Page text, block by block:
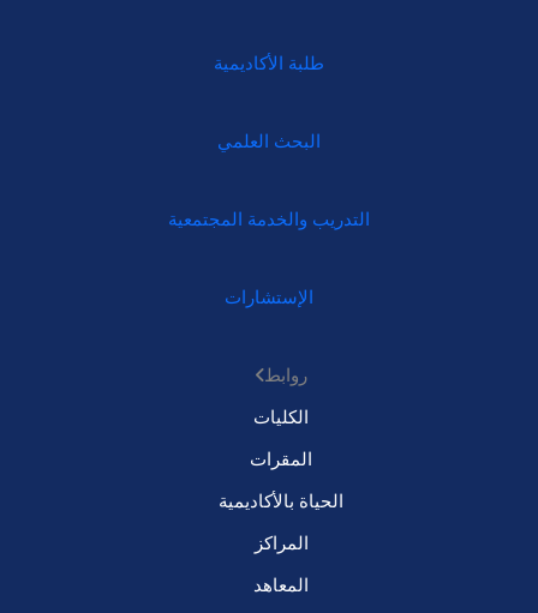
طلبة الأكاديمية
البحث العلمي
التدريب والخدمة المجتمعية
الإستشارات
روابط
الكليات
المقرات
الحياة بالأكاديمية
المراكز
المعاهد